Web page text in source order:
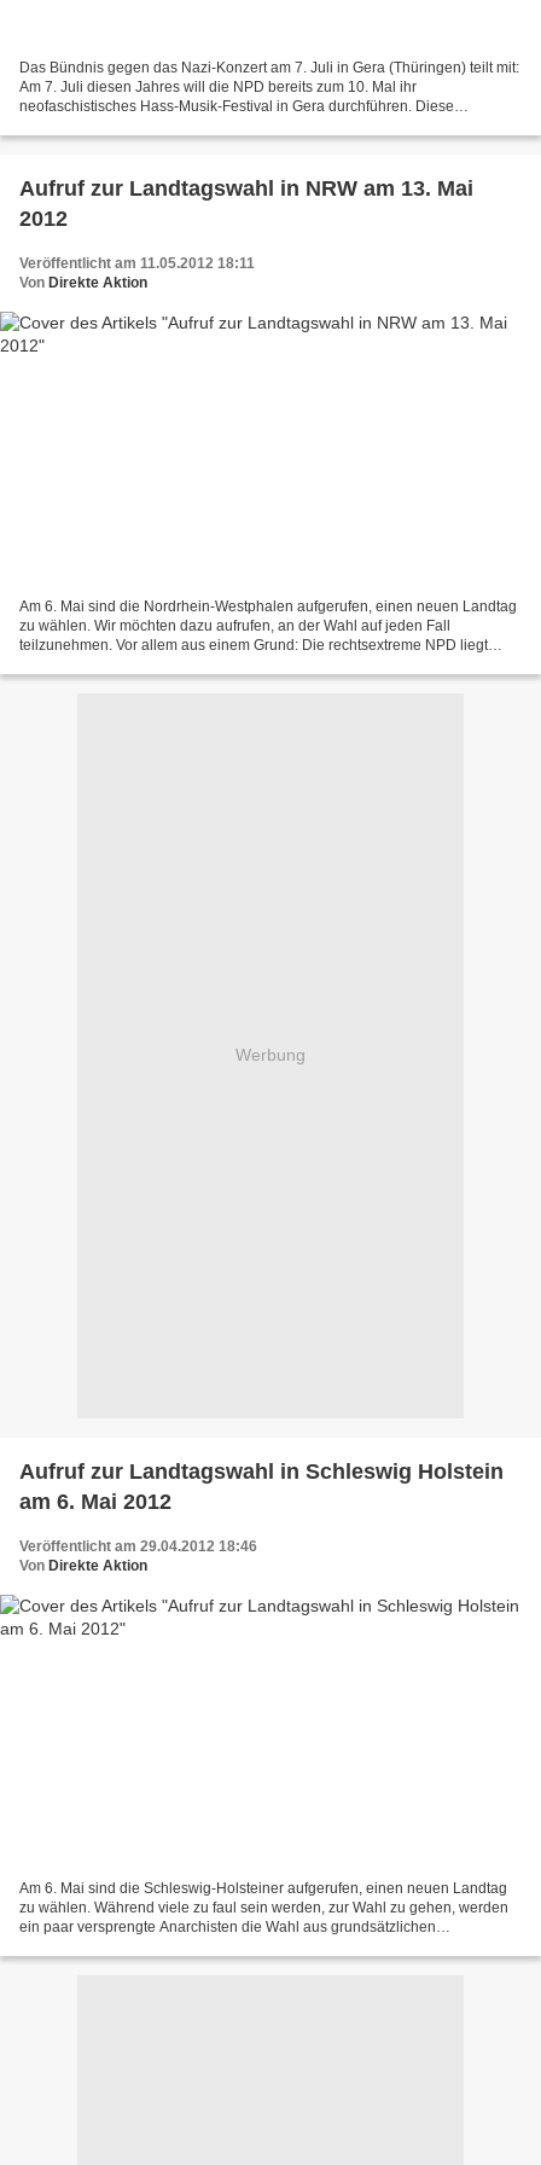
Das Bündnis gegen das Nazi-Konzert am 7. Juli in Gera (Thüringen) teilt mit:
Am 7. Juli diesen Jahres will die NPD bereits zum 10. Mal ihr
neofaschistisches Hass-Musik-Festival in Gera durchführen. Diese
Aufruf zur Landtagswahl in NRW am 13. Mai
2012
Veröffentlicht am 11.05.2012 18:11
Von Direkte Aktion
Am 6. Mai sind die Nordrhein-Westphalen aufgerufen, einen neuen Landtag
zu wählen. Wir möchten dazu aufrufen, an der Wahl auf jeden Fall
teilzunehmen. Vor allem aus einem Grund: Die rechtsextreme NPD liegt
Werbung
Aufruf zur Landtagswahl in Schleswig Holstein
am 6. Mai 2012
Veröffentlicht am 29.04.2012 18:46
Von Direkte Aktion
Am 6. Mai sind die Schleswig-Holsteiner aufgerufen, einen neuen Landtag
zu wählen. Während viele zu faul sein werden, zur Wahl zu gehen, werden
ein paar versprengte Anarchisten die Wahl aus grundsätzlichen